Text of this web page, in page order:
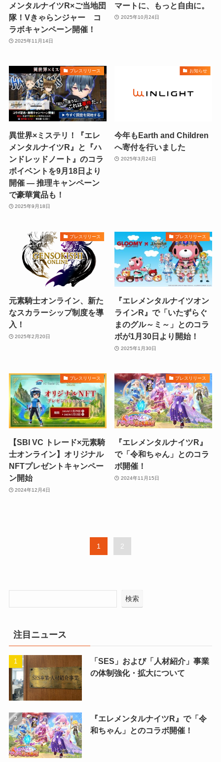
メンタルナイツR×ご当地団
隊！Vきゃらンジャー コ
ラボキャンペーン開催！
2025年11月14日
マートに、もっと自由に。
2025年10月24日
プレスリリース
異世界×ミステリ！『エレ
メンタルナイツR』と『ハ
ンドレッドノート』のコラ
ボイベントを9月18日より
開催 ― 推理キャンペーン
で豪華賞品も！
2025年9月18日
お知らせ
今年もEarth and Children
へ寄付を行いました
2025年3月24日
プレスリリース
元素騎士オンライン、新た
なスカラーシップ制度を導
入！
2025年2月20日
プレスリリース
『エレメンタルナイツオン
ラインR』で「いたずらぐ
まのグル～ミ～」とのコラ
ボが1月30日より開始！
2025年1月30日
プレスリリース
【SBI VC トレード×元素騎
士オンライン】オリジナル
NFTプレゼントキャンペー
ン開始
2024年12月4日
プレスリリース
『エレメンタルナイツR』
で「令和ちゃん」とのコラ
ボ開催！
2024年11月15日
1 2
検索
注目ニュース
「SES」および「人材紹介」事業
の体制強化・拡大について
『エレメンタルナイツR』で「令
和ちゃん」とのコラボ開催！